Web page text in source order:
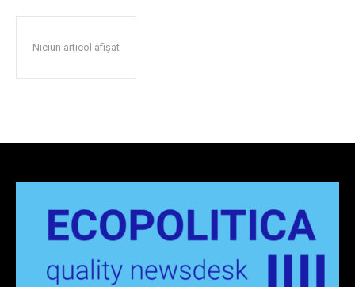
Niciun articol afișat